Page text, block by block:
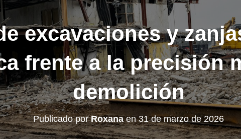
excavaciones y
frente a la precisión
demolición
Publicado porRoxanaen31 de marzo de 2026